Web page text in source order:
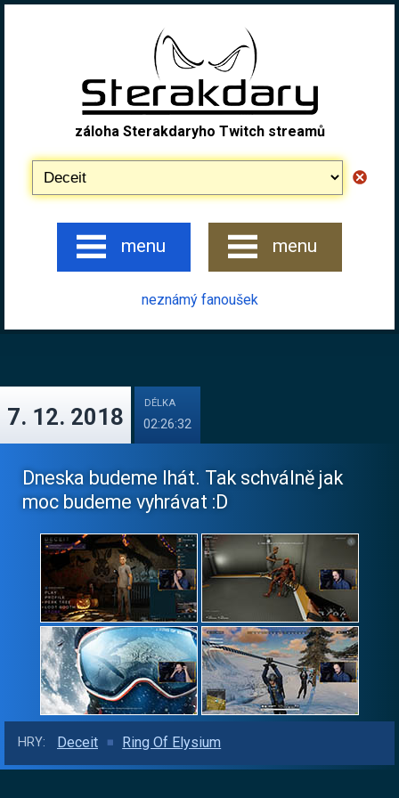
záloha Sterakdaryho Twitch streamů
menu menu
neznámý fanoušek
7. 12. 2018
DÉLKA
02:26:32
Dneska budeme lhát. Tak schválně jak
moc budeme vyhrávat :D
HRY: Deceit Ring Of Elysium